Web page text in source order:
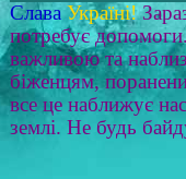
Слава Україні!
потребує
важливою та
біженцям,
все це наближує
землі. Не будь